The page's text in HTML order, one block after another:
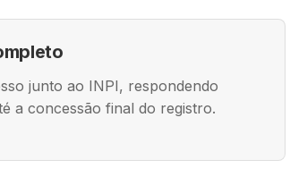
junto ao INPI, respondendo
a concessão final do registro.